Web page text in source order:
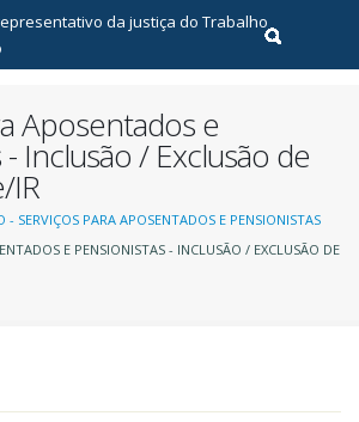
Realizar
Aposentados e
Inclusão / Exclusão de
IR
- SERVIÇOS PARA APOSENTADOS E PENSIONISTAS
E PENSIONISTAS - INCLUSÃO / EXCLUSÃO DE